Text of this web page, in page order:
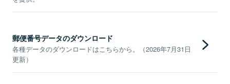
郵便番号データのダウンロード
各種データのダウンロードはこちらから。（2026年7月31日
更新）